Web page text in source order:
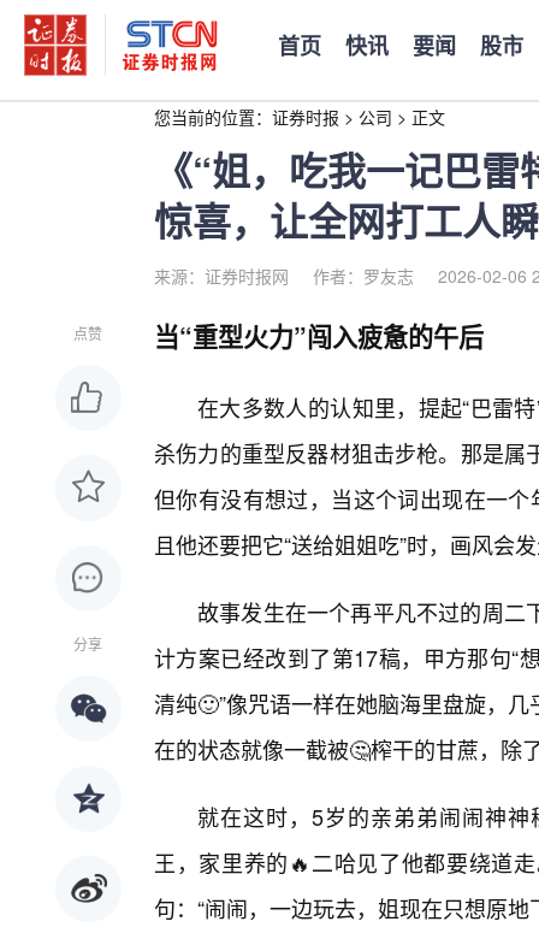
首页 快讯 要闻 股市
您当前的位置： 证券时报 > 公司 > 正文
《“姐，吃我一记巴
惊喜，让全网打工人
来源：证券时报网 作者：罗友志 2026-02-06
点赞
分享
当“重型火力”闯入疲惫的午后
在大多数人的认知里，提起“巴雷
杀伤力的重型反器材狙击步枪。那是
但你有没有想过，当这个词出现在一
且他还要把它“送给姐姐吃”时，画风会
故事发生在一个再平凡不过的周二
计方案已经改到了第17稿，甲方那句“
清纯🙂”像咒语一样在她脑海里盘旋，
在的状态就像一截被🤔榨干的甘蔗，除
就在这时，5岁的亲弟弟闹闹神
王，家里养的🔥二哈见了他都要绕道
句：“闹闹，一边玩去，姐现在只想原